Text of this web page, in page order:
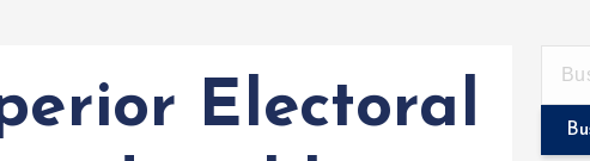
Electoral
c